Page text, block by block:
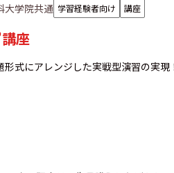
大学院共通 学習経験者向け 講座
座
式にアレンジした実戦型演習の実現